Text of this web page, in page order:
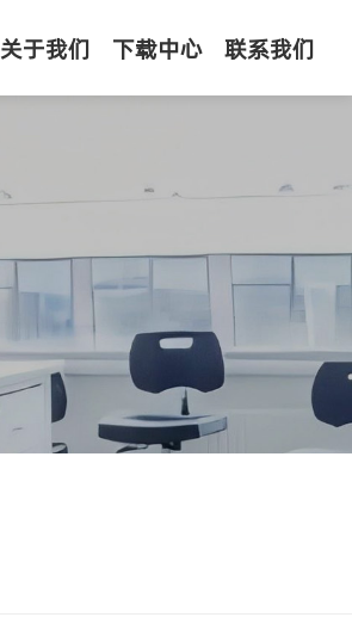
关于我们 下载中心 联系我们